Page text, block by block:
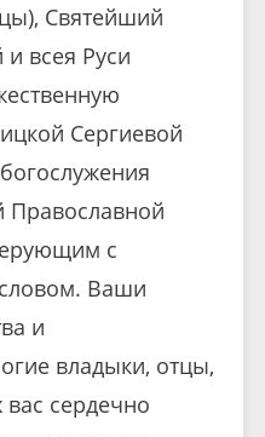
Святейший
всея Руси
Сергиевой
Православной
с
Ваши
и
владыки, отцы,
вас сердечно